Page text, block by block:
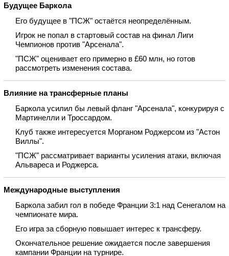
Будущее Баркола
Его будущее в "ПСЖ" остаётся неопределённым.
Игрок не попал в стартовый состав на финал Лиги
Чемпионов против "Арсенала".
"ПСЖ" оценивает его примерно в £60 млн, но готов
рассмотреть изменения состава.
Влияние на трансферные планы
Баркола усилил бы левый фланг "Арсенала", конкурируя с
Мартинелли и Троссардом.
Клуб также интересуется Морганом Роджерсом из "Астон
Виллы".
"ПСЖ" рассматривает варианты усиления атаки, включая
Альвареса и Роджерса.
Международные выступления
Баркола забил гол в победе Франции 3:1 над Сенегалом на
чемпионате мира.
Его игра за сборную повышает интерес к трансферу.
Окончательное решение ожидается после завершения
кампании Франции на турнире.